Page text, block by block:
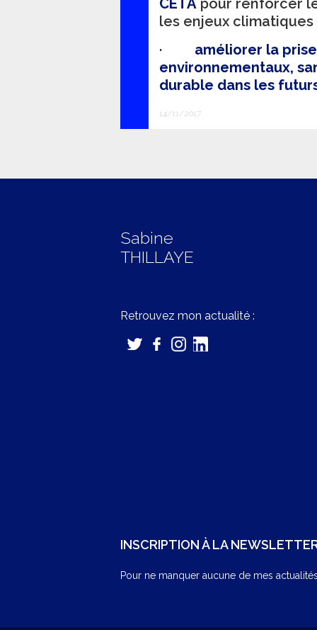
CETA pour renforcer
les enjeux climatiques
· améliorer la
environnementaux,
durable dans les
14/11/2017
Sabine
THILLAYE
Retrouvez mon actualité :
INSCRIPTION À LA
Pour ne manquer aucune de mes